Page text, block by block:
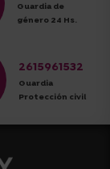
Guardia de
género 24 Hs.
2615961532
Guardia
Protección civil